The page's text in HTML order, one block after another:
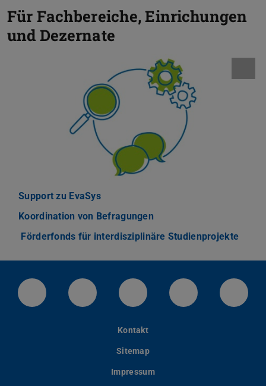
Für Fachbereiche, Einrichungen
und Dezernate
Support zu EvaSys
Koordination von Befragungen
Förderfonds für interdisziplinäre Studienprojekte
LinkedIn-Seite der TU Darmstadt
Instagram-Kanal der TU
Bluesky-Kanal der TU
Facebook-
Kontakt
Sitemap
Impressum